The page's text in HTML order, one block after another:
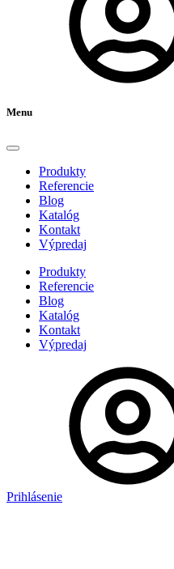
Menu
Produkty
Referencie
Blog
Katalóg
Kontakt
Výpredaj
Produkty
Referencie
Blog
Katalóg
Kontakt
Výpredaj
Prihlásenie